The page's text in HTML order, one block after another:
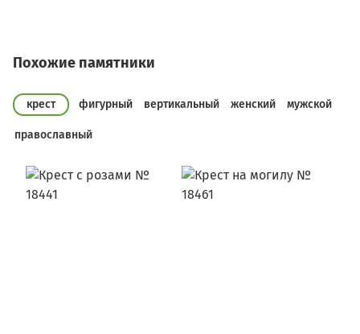
Похожие памятники
крест фигурный вертикальный женский мужской
православный